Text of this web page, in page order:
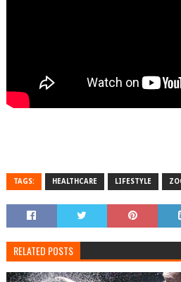
TAGS: HEALTHCARE LIFESTYLE
RELATED POSTS